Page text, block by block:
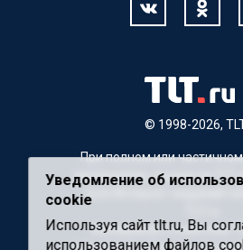
© 1998-2026,
При полном или
материалов, ссылка на
Для Интернет-изданий
Материалы с пометкой
материал" публикуются на
Уведомление об
cookie
Используя сайт tlt.ru, Вы
использованием файлов